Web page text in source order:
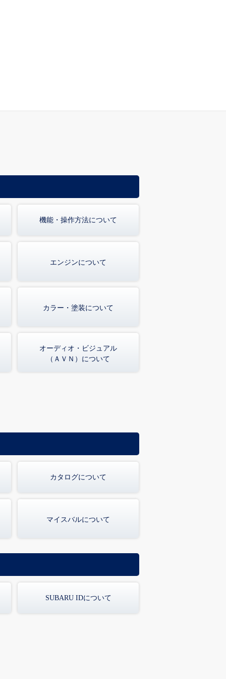
機能・操作方法について
エンジンについて
カラー・塗装について
オーディオ・ビジュアル
（ＡＶＮ）について
カタログについて
マイスバルについて
SUBARU IDについて